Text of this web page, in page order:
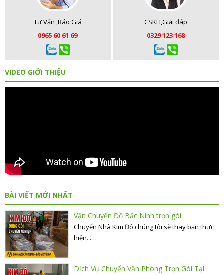
Tư Vấn ,Báo Giá
0965 60 61 69
CSKH,Giải đáp
0329 123 168
VIDEO GIỚI THIỆU
BÀI VIẾT MỚI NHẤT
Vận Chuyển Đồ Bắc Ninh trọn gói
Chuyển Nhà Kim Đô chúng tôi sẽ thay bạn thực
hiện...
Dịch Vụ Chuyển Văn Phòng Trọn Gói Tại